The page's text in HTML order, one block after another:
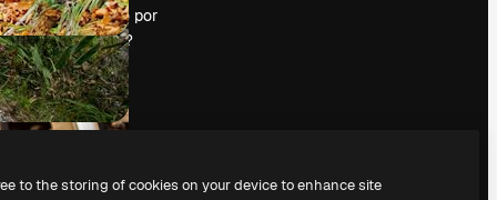
Procurando por
magnific.ai?
to the storing of cookies on your device to enhance site